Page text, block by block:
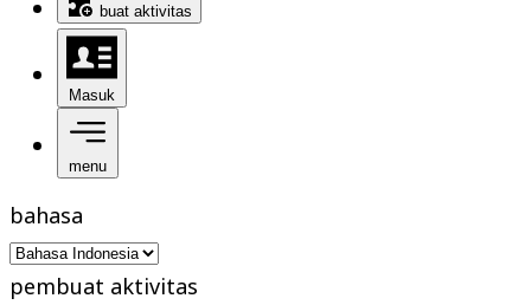
buat aktivitas
Masuk
menu
bahasa
pembuat aktivitas